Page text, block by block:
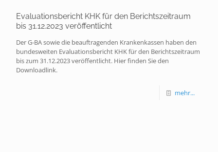
Evaluationsbericht KHK für den Berichtszeitraum
bis 31.12.2023 veröffentlicht
Der G-BA sowie die beauftragenden Krankenkassen haben den
bundesweiten Evaluationsbericht KHK für den Berichtszeitraum
bis zum 31.12.2023 veröffentlicht. Hier finden Sie den
Downloadlink.
mehr...